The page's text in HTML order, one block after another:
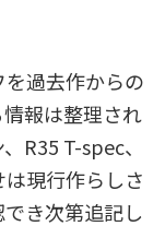
過去作からの
報は整理され
R35 T-spec、
現行作らしさ
き次第追記し